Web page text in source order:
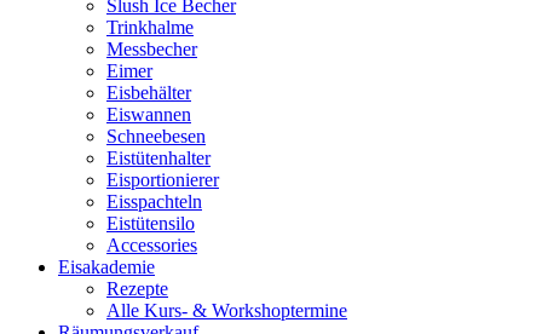
Slush Ice Becher
Trinkhalme
Messbecher
Eimer
Eisbehälter
Eiswannen
Schneebesen
Eistütenhalter
Eisportionierer
Eisspachteln
Eistütensilo
Accessories
Eisakademie
Rezepte
Alle Kurs- & Workshoptermine